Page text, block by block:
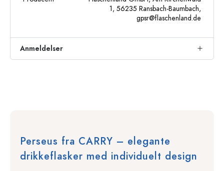
1, 56235 Ransbach-Baumbach,
gpsr@flaschenland.de
Anmeldelser
Perseus fra CARRY – elegante
drikkeflasker med individuelt design